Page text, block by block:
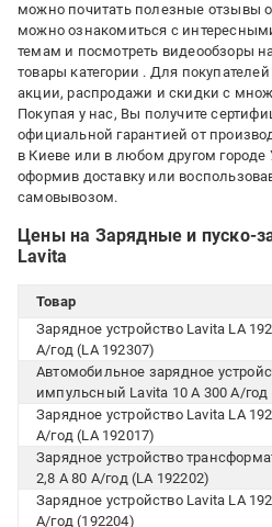
можно почитать полезные отзывы
можно ознакомиться с
темам и посмотреть видеообзоры
товары категории . Для
акции, распродажи и скидки с
Покупая у нас, Вы получите
официальной гарантией от
в Киеве или в любом другом
оформив доставку или
самовывозом.
Цены на Зарядные и пуско-
Lavita
Товар
Зарядное устройство Lavita LA
А/год (LA 192307)
Автомобильное зарядное
импульсный Lavita 10 А 300 А/год
Зарядное устройство Lavita LA
А/год (LA 192017)
Зарядное устройство
2,8 А 80 А/год (LA 192202)
Зарядное устройство Lavita LA
А/год (192204)